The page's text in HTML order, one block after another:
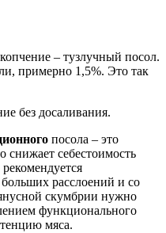
– тузлучный посол.
примерно 1,5%. Это так
без досаливания.
посола – это
снижает себестоимость
расслоений и со
скумбрии нужно
функционального
мяса.